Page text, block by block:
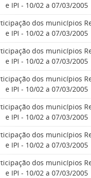
e IPI - 10/02 a 07/03/2005
dos municípios
e IPI - 10/02 a 07/03/2005
dos municípios
e IPI - 10/02 a 07/03/2005
dos municípios
e IPI - 10/02 a 07/03/2005
dos municípios
e IPI - 10/02 a 07/03/2005
dos municípios
e IPI - 10/02 a 07/03/2005
dos municípios
e IPI - 10/02 a 07/03/2005